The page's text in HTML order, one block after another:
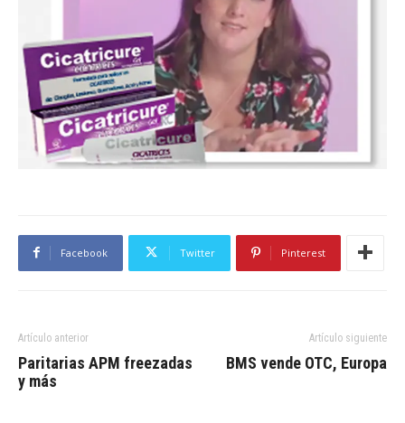
Facebook Twitter Pinterest
Artículo anterior
Paritarias APM freezadas
y más
Artículo siguiente
BMS vende OTC, Europa